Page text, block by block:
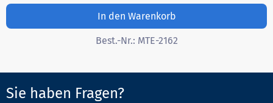
In den Warenkorb
Best.-Nr.: MTE-2162
Sie haben Fragen?